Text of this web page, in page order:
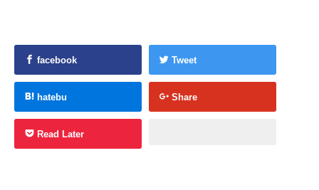
facebook Tweet
hatebu Share
Read Later